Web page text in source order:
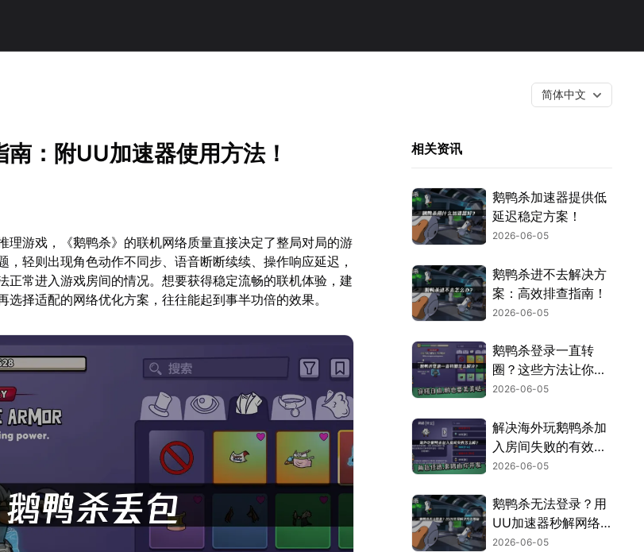
简体中文
：附UU加速器使用方法！
理游戏，《鹅鸭杀》的联机网络质量直接决定了整局对局的游
，轻则出现角色动作不同步、语音断断续续、操作响应延迟，
正常进入游戏房间的情况。想要获得稳定流畅的联机体验，建
选择适配的网络优化方案，往往能起到事半功倍的效果。
相关资讯
鹅鸭杀加速器提供低
延迟稳定方案！
2026-06-05
鹅鸭杀进不去解决方
案：高效排查指南！
2026-06-05
鹅鸭杀登录一直转
圈？这些方法让你顺
利开局！
2026-06-05
解决海外玩鹅鸭杀加
入房间失败的有效方
法！
2026-06-05
鹅鸭杀无法登录？用
UU加速器秒解网络
难题！
2026-06-05